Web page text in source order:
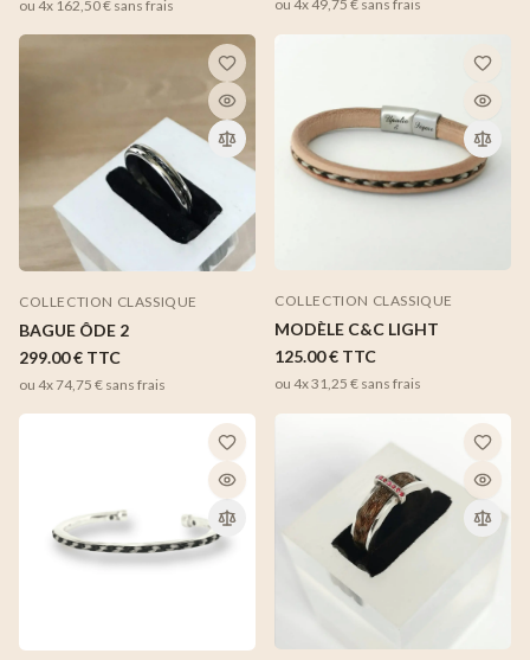
ou 4x 162,50 € sans frais ou 4x49,75 € sans frais
COLLECTION CLASSIQUE
BAGUE ÔDE 2
299.00 € TTC
ou 4x74,75 € sans frais
COLLECTION CLASSIQUE
MODÈLE C&C LIGHT
125.00 € TTC
ou 4x31,25 € sans frais